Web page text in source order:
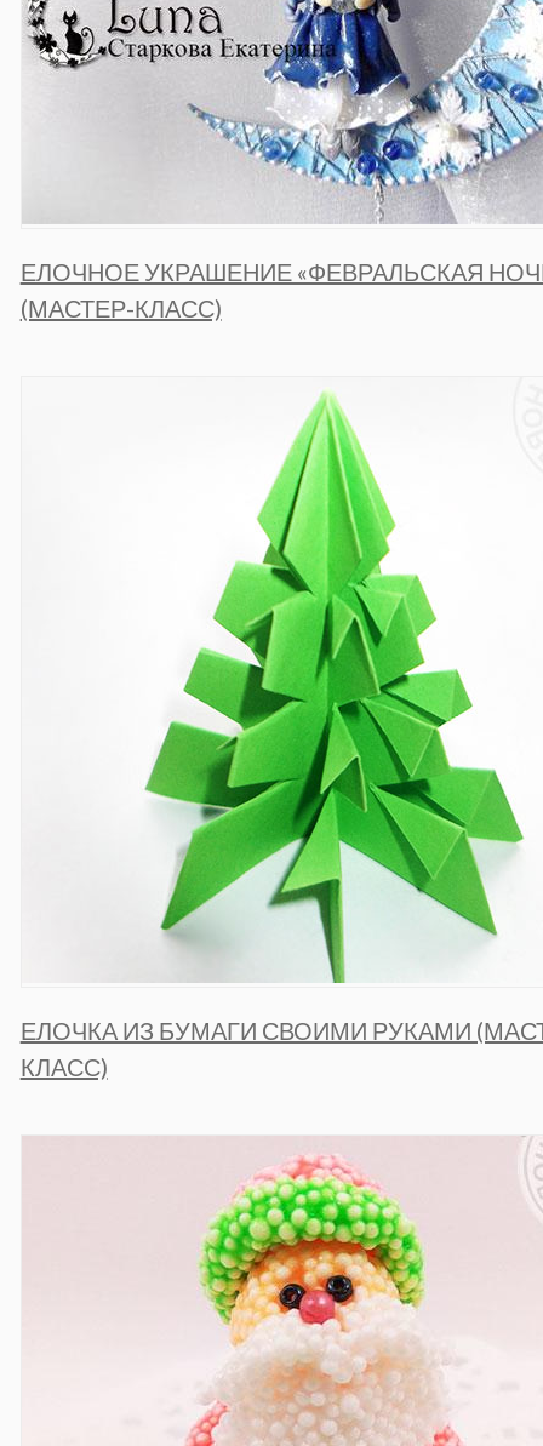
ЕЛОЧНОЕ УКРАШЕНИЕ «ФЕВРАЛЬСКАЯ
(МАСТЕР-КЛАСС)
ЕЛОЧКА ИЗ БУМАГИ СВОИМИ РУКАМИ
КЛАСС)